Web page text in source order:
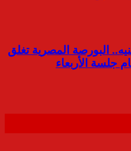
مليارات جنيه.. البورصة المصرية تغلق
جلسة الأربعاء